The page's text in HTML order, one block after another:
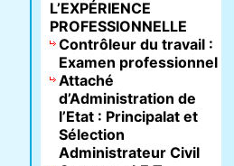
L’EXPÉRIENCE
PROFESSIONNELLE
Contrôleur du travail :
Examen professionnel
Attaché
d’Administration de
l’Etat : Principalat et
Sélection
Administrateur Civil